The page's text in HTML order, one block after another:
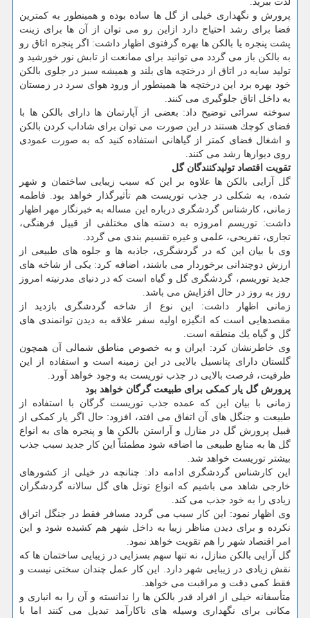
پرورش و نگهداری خیلی از گل ها ساده بوده و همینطور به كمترین
فضا برای رشد احتیاج دارد ازاین رو می توان از آن ها برای زینت
پشت پنجره یا بالكن ها بهره گرفتوی اظهار داشت: اگر پنجره اتاق رو
به بالكن باز می گردد می توانید برای ممانعت از تابش نور خورشید و
تولید سایه در اتاق از درختچه های بلند و همیشه سبز در جلوی بالكن
خود بهره برد این درختچه ها همینطور از ورود هوای سرد در زمستان
به داخل اتاق جلوگیری می كنند.
سوخته سرائی توضیح داد: بعضی از آپارتمان ها دارای بالكن ها با
فضای كوچك هستند در این صورت می توان برای شاداب كردن بالكن
و اشغال فضای كمتر از گیاهانی استفاده كنید كه به صورت عمودی
روی دیوارها رشد می كنند.
تقویت اقتصاد تولیدكنندگان گل
گل آرایی بالكن ها علاوه بر این كه سبب زیبایی ساختمان و شهر
شده، به شكلی در جذب توریست هم تأثیرگذار خواهد بود. فاطمه
زمانی، كارشناس گردشگری درباره این مساله به خبرنگار مهر اظهار
داشت: توریسم امروزه به دسته های مختلفی از قبیل فرهنگی،
تجاری، تفریحی، علمی و غیره تقسیم بندی می گردد.
وی با بیان این كه در گردشگری، جاذبه ها و جلوه های طبیعی از
ارزش دوچندانی برخوردار می باشند، اضافه كرد: یكی از شاخه های
جدید توریسم، گردشگری گل و گیاه است كه در دنیای مدرنیته امروز
روز به روز در حال افزایش می باشد.
زمانی اظهار داشت: این نوع از شاخه گردشگری بازدید از
مقصدهایی است كه انگیزه اولیه سفر علاقه به دیدن توانمندی های
گل و گیاه یك منطقه است.
وی خاطرنشان كرد: ایران و به خصوص مناطق شمالی آن همچون
گلستان دارای پتانسیل بالایی در این زمینه است و استفاده از این
ظرفیت، فرصت بالایی در جذب توریست به وجود خواهد آورد.
پرورش گل یار كمكی برای طبیعت گرگان خواهد بود
زمانی با بیان این كه عمده جذب توریست گرگان با استفاده از
طبیعت و جنگل های آن اتفاق می افتد، افزود: حال اگر یار كمكی از
قبیل پرورش گل در منازل و آراستن بالكن ها و پنجره های به انواع
گل ها به منابع طبیعی ما اضافه شود مطمئناً این كار جدید سبب جذب
بیشتر توریست خواهد شد.
این كارشناس گردشگری ادامه داد: چنانچه در خیلی از كشورهای
خارجی شاهد می باشیم كه انواع تونل های گل سالانه گردشگران
زیادی را به خود جذب می كند.
وی اظهار نمود: این كار سبب می گردد مسافر فقط در جنگل اتراق
نكرده و برای دیدن مناظر زیبا به داخل شهر هم كشیده شود و این
امر اقتصاد شهر را هم تقویت خواهد نمود.
گل آرایی بالكن منازل، نه تنها سهم بسزایی در زیبایی ساختمان ها كه
نقش زیادی در زیبایی شهر دارد. این كار عمل چندان سختی نیست و
فقط كمی دقت و مراقبت می خواهد.
متأسفانه خیلی از افراد قدر بالكن ها را ندانسته و آن را به انباری و
مكانی برای نگهداری وسیله های ناكارآمد تبدیل می كنند اما با